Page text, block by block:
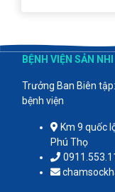
BỆNH VIỆN SẢN
Trưởng Ban Biên
bệnh viện
Km 9 quốc
Phú Thọ